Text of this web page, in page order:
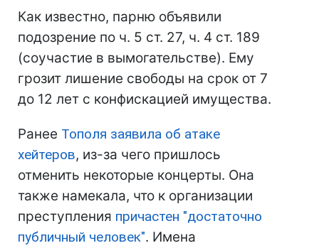
Как известно, парню объявили
подозрение по ч. 5 ст. 27, ч. 4 ст. 189
(соучастие в вымогательстве). Ему
грозит лишение свободы на срок от 7
до 12 лет с конфискацией имущества.
Ранее Тополя заявила об атаке
хейтеров, из-за чего пришлось
отменить некоторые концерты. Она
также намекала, что к организации
преступления причастен "достаточно
публичный человек". Имена